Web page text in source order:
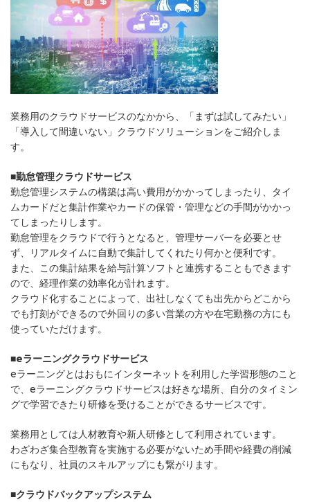
業務用のクラウドサービスのなかから、「まずは試してみたい」
「導入して間違いない」クラウドソリューションをご紹介しま
す。
■勤怠管理クラウドサービス
勤怠管理システムの構築は高い費用がかかってしまったり、タイ
ムカードだと集計作業やカードの保管・管理などの手間がかかっ
てしまったりします。
勤怠管理をクラウドで行うとなると、管理サーバーを必要とせ
ず、リアルタイムに自動で集計してくれたり何かと便利です。
また、この集計結果を給与計算ソフトと連携することもできます
ので、経理作業の効率化が計れます。
クラウド化することによって、出社しなくても出先からどこから
でも打刻ができるので外回りの多い営業の方や在宅勤務の方にも
使っていただけます。
■eラーニングクラウドサービス
eラーニングとはおもにインターネットを利用した学習形態のこと
で、eラーニングクラウドサービスは好きな場所、自分のタイミン
グで学習できたり研修を受けることができるサービスです。
業務用としては人材教育や新人研修として利用されています。
わざわざ集合型教育を実施する必要がないため手間や経費の削減
にもなり、社員のスキルアップにも繋がります。
■クラウドバックアップシステム